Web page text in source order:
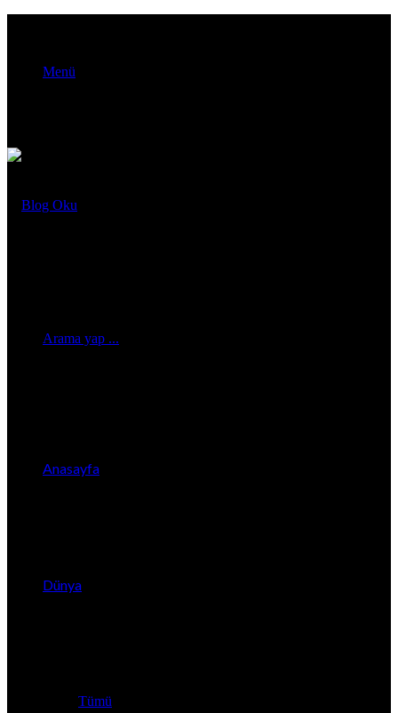
Menü
Arama yap ...
Anasayfa
Dünya
Tümü